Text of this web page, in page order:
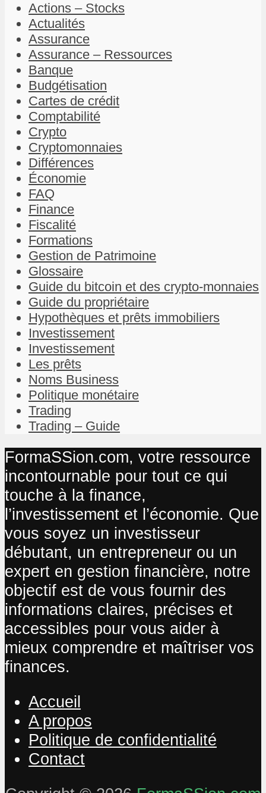
Actions – Stocks
Actualités
Assurance
Assurance – Ressources
Banque
Budgétisation
Cartes de crédit
Comptabilité
Crypto
Cryptomonnaies
Différences
Économie
FAQ
Finance
Fiscalité
Formations
Gestion de Patrimoine
Glossaire
Guide du bitcoin et des crypto-monnaies
Guide du propriétaire
Hypothèques et prêts immobiliers
Investissement
Investissement
Les prêts
Noms Business
Politique monétaire
Trading
Trading – Guide
FormaSSion.com, votre ressource
incontournable pour tout ce qui
touche à la finance,
l’investissement et l’économie. Que
vous soyez un investisseur
débutant, un entrepreneur ou un
expert en gestion financière, notre
objectif est de vous fournir des
informations claires, précises et
accessibles pour vous aider à
mieux comprendre et maîtriser vos
finances.
Accueil
A propos
Politique de confidentialité
Contact